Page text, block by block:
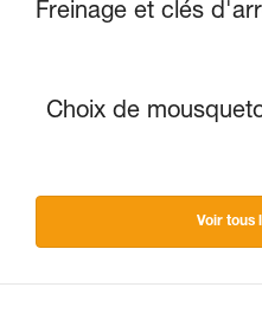
Freinage et clés
Choix de
Voir tous